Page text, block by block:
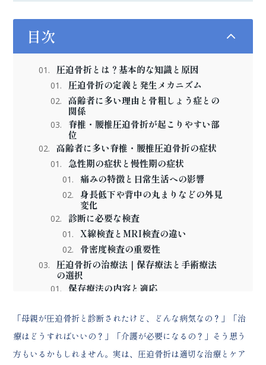
目次 2
圧迫骨折とは？基本的な知識と原因
圧迫骨折の定義と発生メカニズム
高齢者に多い理由と骨粗しょう症との
関係
脊椎・腰椎圧迫骨折が起こりやすい部
位
高齢者に多い脊椎・腰椎圧迫骨折の症状
急性期の症状と慢性期の症状
痛みの特徴と日常生活への影響
身長低下や背中の丸まりなどの外見
変化
診断に必要な検査
X線検査とMRI検査の違い
骨密度検査の重要性
圧迫骨折の治療法｜保存療法と手術療法
の選択
保存療法の内容と適応
薬物療法（鎮痛剤・骨粗しょう症治
手術療法が必要なケース
椎体形成術（バルーン椎体形成術）
「母親が圧迫骨折と診断されたけど、どんな病気なの？」「治
療はどうすればいいの？」「介護が必要になるの？」そう思う
方もいるかもしれません。実は、圧迫骨折は適切な治療とケア